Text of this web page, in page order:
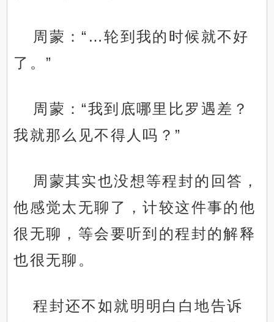
周蒙：“…轮到我的时候就不好
了。”
周蒙：“我到底哪里比罗遇差？
我就那么见不得人吗？”
周蒙其实也没想等程封的回答，
他感觉太无聊了，计较这件事的他
很无聊，等会要听到的程封的解释
也很无聊。
程封还不如就明明白白地告诉